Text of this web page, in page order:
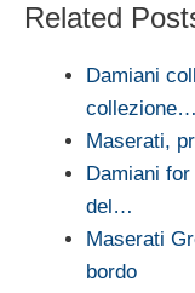
Related
Damiani
collezione…
Maserati,
Damiani
del…
Maserati
bordo